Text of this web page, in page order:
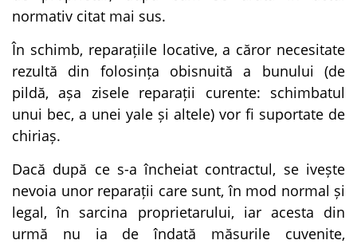
normativ citat mai sus.
În schimb, reparațiile locative, a căror necesitate
rezultă din folosința obisnuită a bunului (de
pildă, așa zisele reparații curente: schimbatul
unui bec, a unei yale și altele) vor fi suportate de
chiriaș.
Dacă după ce s-a încheiat contractul, se ivește
nevoia unor reparații care sunt, în mod normal și
legal, în sarcina proprietarului, iar acesta din
urmă nu ia de îndată măsurile cuvenite,